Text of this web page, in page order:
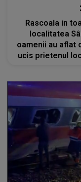
Rascoala in
localitatea
oamenii au aflat
ucis prietenul